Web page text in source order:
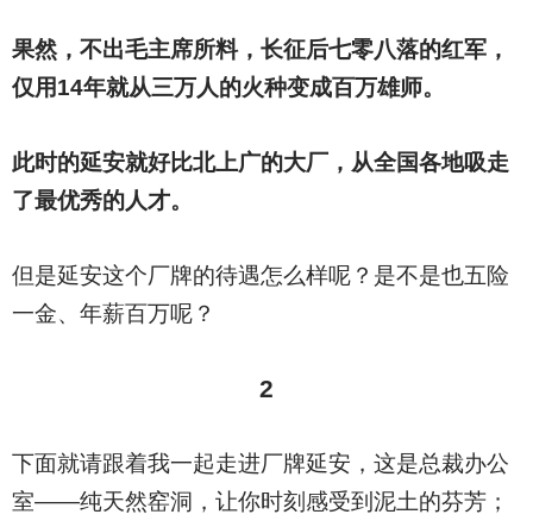
果然，不出毛主席所料，长征后七零八落的红军，
仅用14年就从三万人的火种变成百万雄师。
此时的延安就好比北上广的大厂，从全国各地吸走
了最优秀的人才。
但是延安这个厂牌的待遇怎么样呢？是不是也五险
一金、年薪百万呢？
2
下面就请跟着我一起走进厂牌延安，这是总裁办公
室——纯天然窑洞，让你时刻感受到泥土的芬芳；